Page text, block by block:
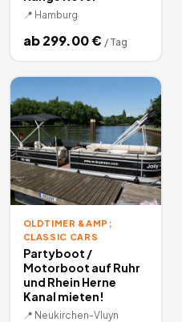
📍 Hamburg
ab299.00€ / Tag
OLDTIMER &AMP;
CLASSIC CARS
Partyboot /
Motorboot auf Ruhr
und Rhein Herne
Kanal mieten!
📍 Neukirchen-Vluyn